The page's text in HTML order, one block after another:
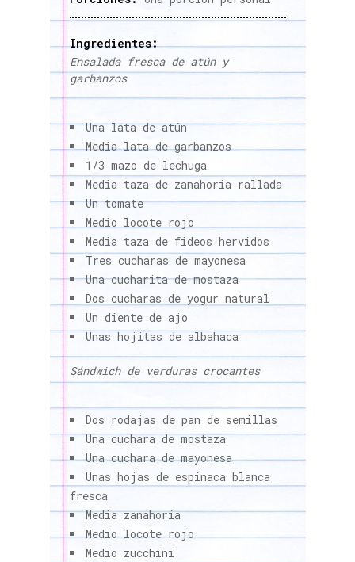
Ingredientes:
Ensalada fresca de atún y
garbanzos
Una lata de atún
Media lata de garbanzos
1/3 mazo de lechuga
Media taza de zanahoria rallada
Un tomate
Medio locote rojo
Media taza de fideos hervidos
Tres cucharas de mayonesa
Una cucharita de mostaza
Dos cucharas de yogur natural
Un diente de ajo
Unas hojitas de albahaca
Sándwich de verduras crocantes
Dos rodajas de pan de semillas
Una cuchara de mostaza
Una cuchara de mayonesa
Unas hojas de espinaca blanca
fresca
Media zanahoria
Medio locote rojo
Medio zucchini